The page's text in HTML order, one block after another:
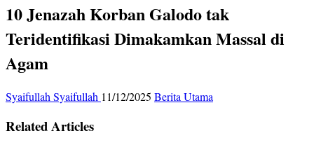
10 Jenazah Korban Galodo tak
Teridentifikasi Dimakamkan Massal di
Agam
Syaifullah Syaifullah 11/12/2025 Berita Utama
Related Articles